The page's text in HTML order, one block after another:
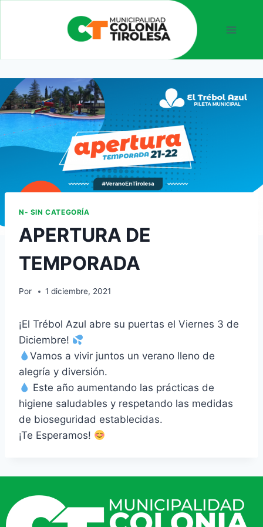
N- SIN CATEGORÍA
APERTURA DE
TEMPORADA
Por 1 diciembre, 2021
¡El Trébol Azul abre su puertas el Viernes 3 de
Diciembre!
Vamos a vivir juntos un verano lleno de
alegría y diversión.
Este año aumentando las prácticas de
higiene saludables y respetando las medidas
de bioseguridad establecidas.
¡Te Esperamos!